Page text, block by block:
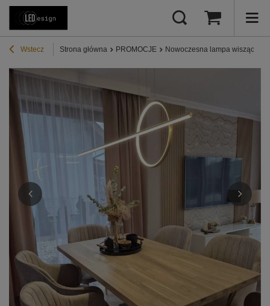
Wstecz Strona główna PROMOCJE Nowoczesna lampa wisząca